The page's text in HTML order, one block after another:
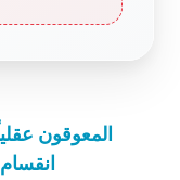
المعوقون